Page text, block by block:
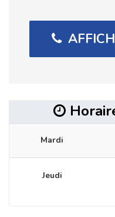
Mardi
Jeudi